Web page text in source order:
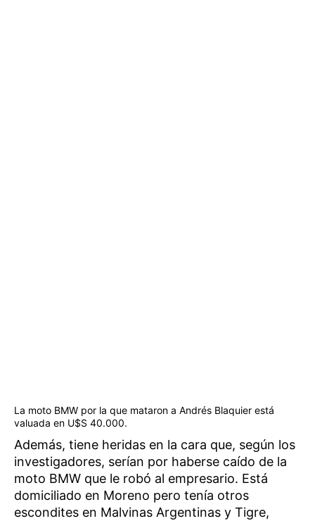
La moto BMW por la que mataron a Andrés Blaquier está
valuada en U$S 40.000.
Además, tiene heridas en la cara que, según los
investigadores, serían por haberse caído de la
moto BMW que le robó al empresario. Está
domiciliado en Moreno pero tenía otros
escondites en Malvinas Argentinas y Tigre,